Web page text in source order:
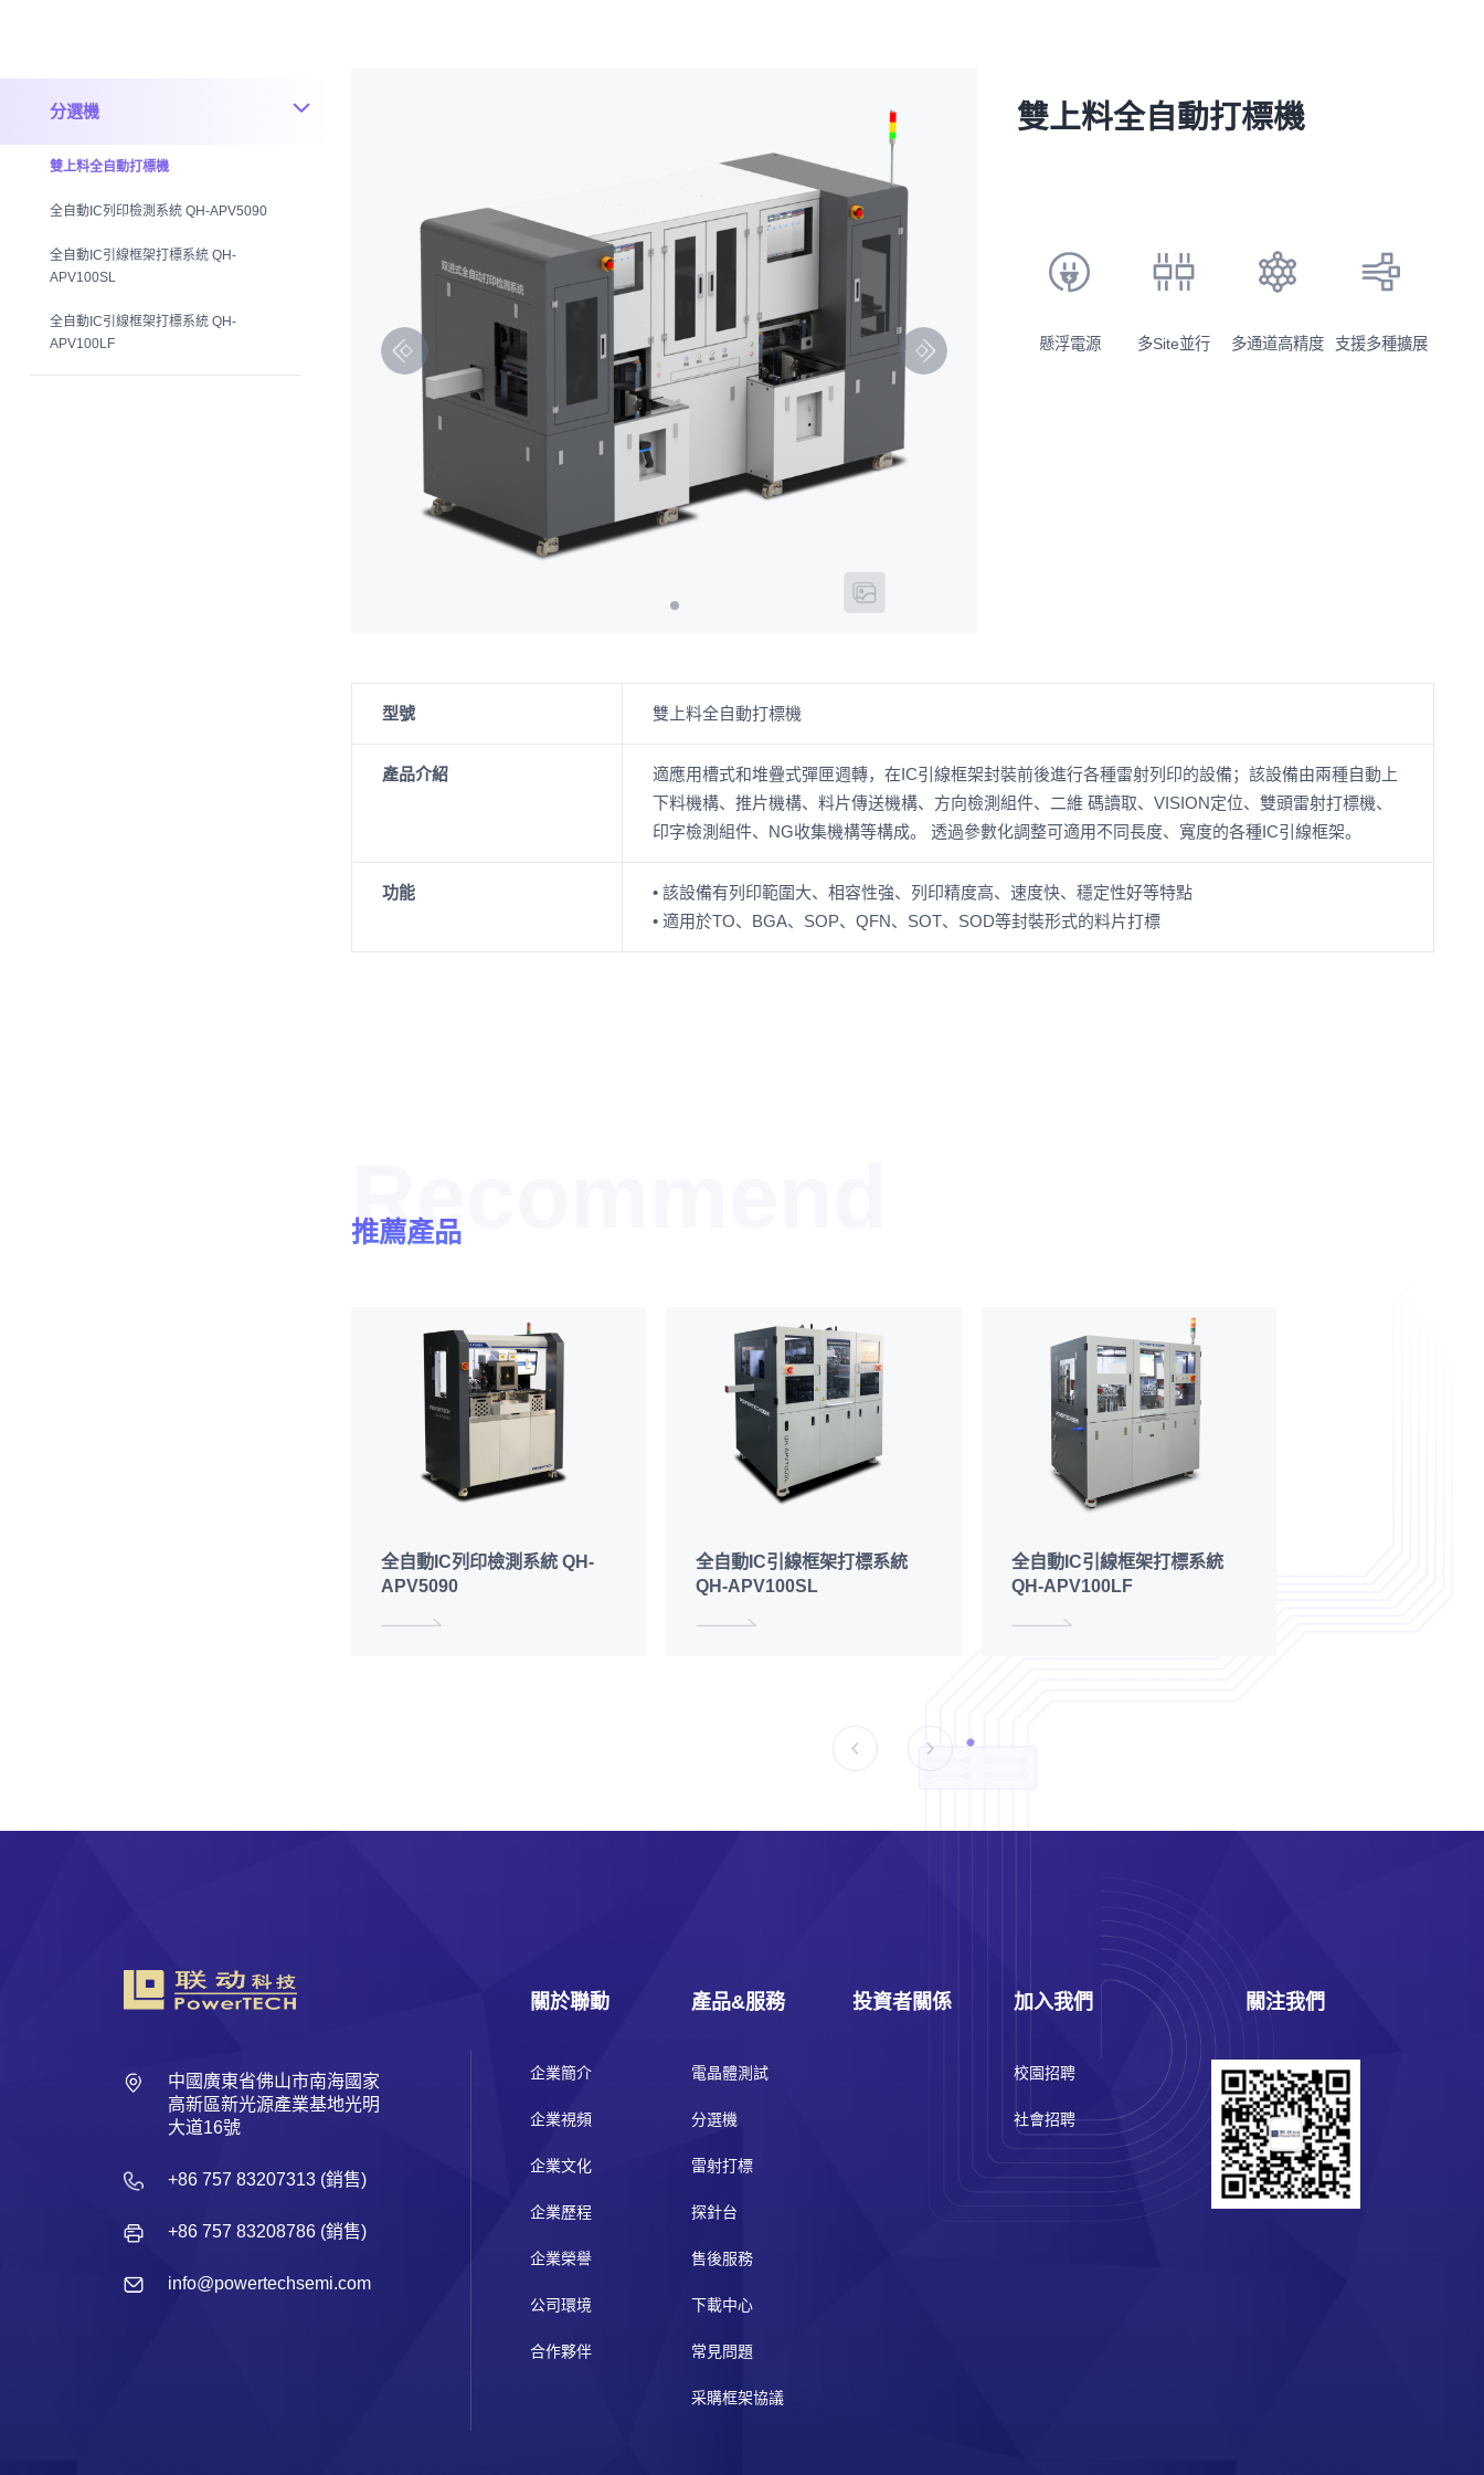
分選機
雙上料全自動打標機
全自動IC列印檢測系統 QH-APV5090
全自動IC引線框架打標系統 QH-
APV100SL
全自動IC引線框架打標系統 QH-
APV100LF
雙上料全自動打標機
懸浮電源 多Site並行 多通道高精度 支援多種擴展
型號 雙上料全自動打標機
產品介紹
適應用槽式和堆疊式彈匣週轉，在IC引線框架封裝前後進行各種雷射列印的設備；該設備由兩種自動上
下料機構、推片機構、料片傳送機構、方向檢測組件、二維 碼讀取、VISION定位、雙頭雷射打標機、
印字檢測組件、NG收集機構等構成。 透過參數化調整可適用不同長度、寬度的各種IC引線框架。
功能
• 該設備有列印範圍大、相容性強、列印精度高、速度快、穩定性好等特點
• 適用於TO、BGA、SOP、QFN、SOT、SOD等封裝形式的料片打標
Recommend
推薦產品
全自動IC列印檢測系統 QH-
APV5090
全自動IC引線框架打標系統
QH-APV100SL
全自動IC引線框架打標系統
QH-APV100LF
中國廣東省佛山市南海國家
高新區新光源產業基地光明
大道16號
+86 757 83207313 (銷售)
+86 757 83208786 (銷售)
info@powertechsemi.com
關於聯動
企業簡介
企業視頻
企業文化
企業歷程
企業榮譽
公司環境
合作夥伴
產品&服務
電晶體測試
分選機
雷射打標
探針台
售後服務
下載中心
常見問題
采購框架協議
投資者關係 加入我們
校園招聘
社會招聘
關注我們